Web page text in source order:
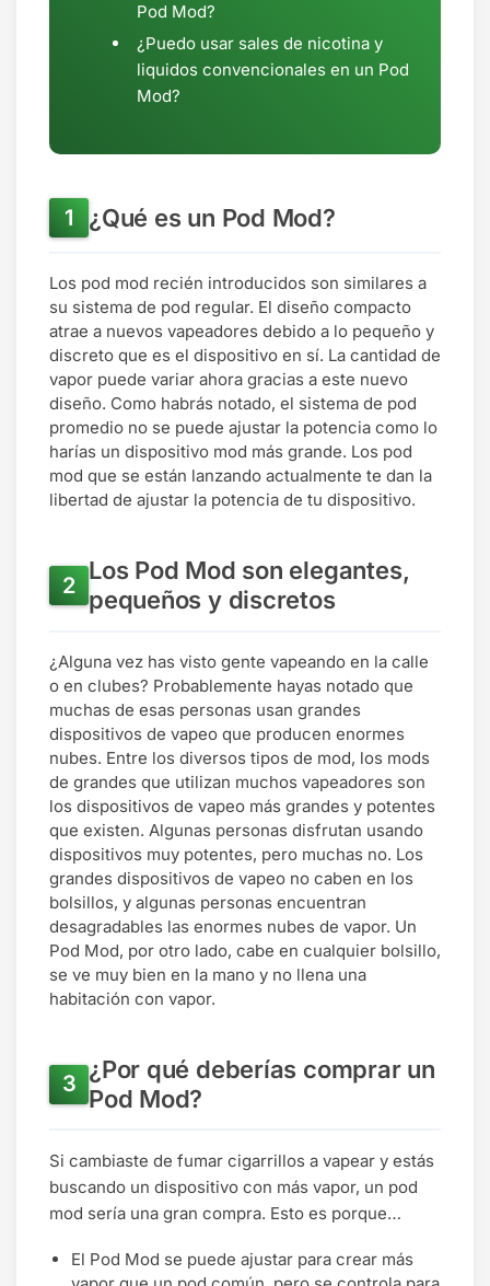
Pod Mod?
¿Puedo usar sales de nicotina y
liquidos convencionales en un Pod
Mod?
¿Qué es un Pod Mod?
Los pod mod recién introducidos son similares a
su sistema de pod regular. El diseño compacto
atrae a nuevos vapeadores debido a lo pequeño y
discreto que es el dispositivo en sí. La cantidad de
vapor puede variar ahora gracias a este nuevo
diseño. Como habrás notado, el sistema de pod
promedio no se puede ajustar la potencia como lo
harías un dispositivo mod más grande. Los pod
mod que se están lanzando actualmente te dan la
libertad de ajustar la potencia de tu dispositivo.
Los Pod Mod son elegantes,
pequeños y discretos
¿Alguna vez has visto gente vapeando en la calle
o en clubes? Probablemente hayas notado que
muchas de esas personas usan grandes
dispositivos de vapeo que producen enormes
nubes. Entre los diversos tipos de mod, los mods
de grandes que utilizan muchos vapeadores son
los dispositivos de vapeo más grandes y potentes
que existen. Algunas personas disfrutan usando
dispositivos muy potentes, pero muchas no. Los
grandes dispositivos de vapeo no caben en los
bolsillos, y algunas personas encuentran
desagradables las enormes nubes de vapor. Un
Pod Mod, por otro lado, cabe en cualquier bolsillo,
se ve muy bien en la mano y no llena una
habitación con vapor.
¿Por qué deberías comprar un
Pod Mod?
Si cambiaste de fumar cigarrillos a vapear y estás
buscando un dispositivo con más vapor, un pod
mod sería una gran compra. Esto es porque…
El Pod Mod se puede ajustar para crear más